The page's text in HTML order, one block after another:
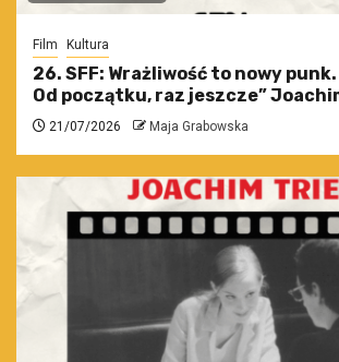
Film Kultura
26. SFF: Wrażliwość to nowy punk.
Od początku, raz jeszcze”
21/07/2026 Maja Grabowska